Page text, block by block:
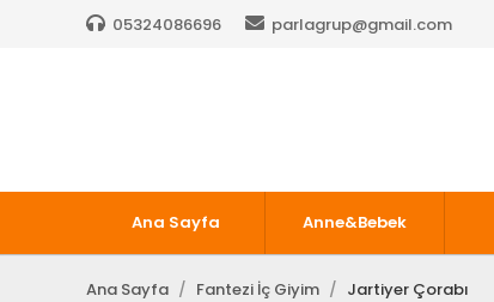
05324086696 parlagrup@gmail.com
Ana Sayfa Anne&Bebek
Ana Sayfa Fantezi İç Giyim Jartiyer Çorabı